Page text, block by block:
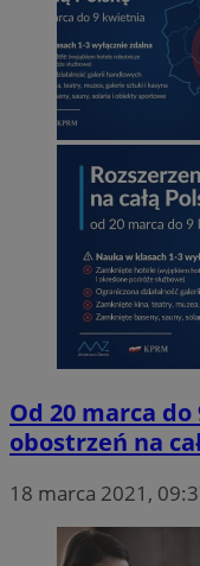
Od 20 marca
obostrzeń na
18 marca 2021,